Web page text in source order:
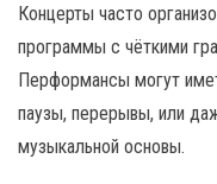
Концерты часто
программы с чёткими
Перформансы могут
паузы, перерывы, или
музыкальной основы.